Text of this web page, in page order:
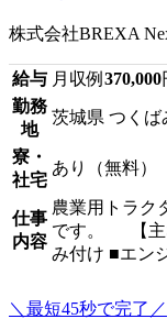
株式会社BREXA
給与 月収例 370,000
勤務
地
茨城県 つくば
寮・
社宅
あり（無料）
仕事
内容
農業用トラク
です。 【主
み付け ■エン
＼最短45秒で完了／